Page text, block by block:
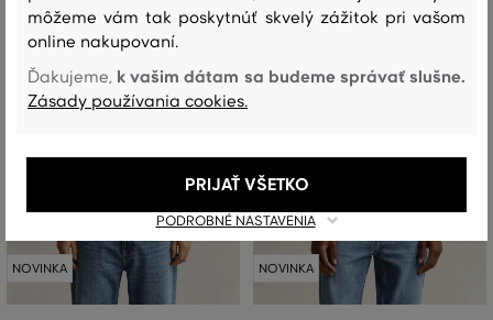
NOVINKA NOVINKA
môžeme vám tak poskytnúť skvelý zážitok pri vašom
online nakupovaní.
Ďakujeme, k vašim dátam sa budeme správať slušne.
Zásady používania cookies.
PODROBNÉ NASTAVENIA
PRIJAŤ VŠETKO